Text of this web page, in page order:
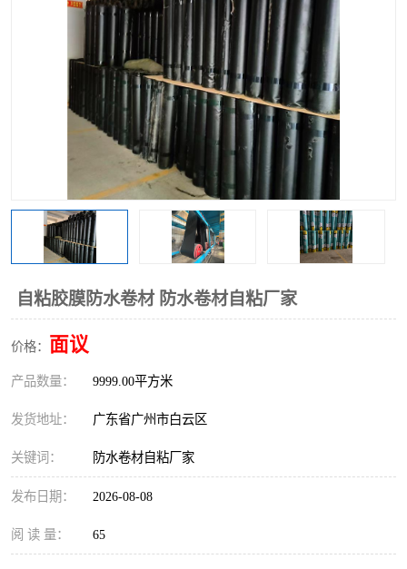
自粘胶膜防水卷材 防水卷材自粘厂家
价格： 面议
产品数量： 9999.00平方米
发货地址： 广东省广州市白云区
关键词： 防水卷材自粘厂家
发布日期： 2026-08-08
阅 读 量： 65